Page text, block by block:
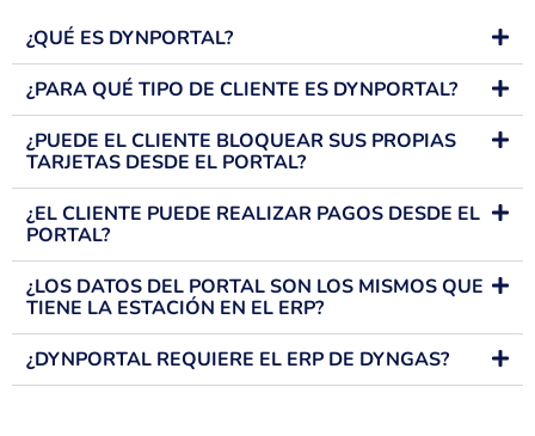
¿QUÉ ES DYNPORTAL?
¿PARA QUÉ TIPO DE CLIENTE ES DYNPORTAL?
¿PUEDE EL CLIENTE BLOQUEAR SUS PROPIAS
TARJETAS DESDE EL PORTAL?
¿EL CLIENTE PUEDE REALIZAR PAGOS DESDE EL
PORTAL?
¿LOS DATOS DEL PORTAL SON LOS MISMOS QUE
TIENE LA ESTACIÓN EN EL ERP?
¿DYNPORTAL REQUIERE EL ERP DE DYNGAS?